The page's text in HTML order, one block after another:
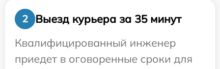
2
Выезд курьера за 35 минут
Квалифицированный инженер
приедет в оговоренные сроки для